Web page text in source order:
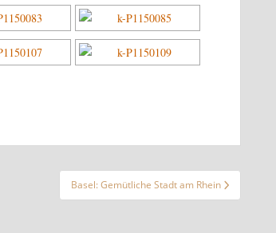
Basel: Gemütliche Stadt am Rhein